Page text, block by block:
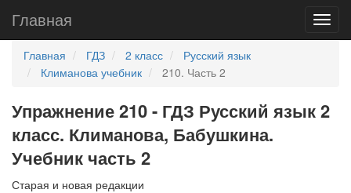
Главная
Главная ГДЗ 2 класс
Русский язык
Климанова учебник
210. Часть 2
Упражнение 210 - ГДЗ Русский язык 2
класс. Климанова, Бабушкина.
Учебник часть 2
Старая и новая редакции